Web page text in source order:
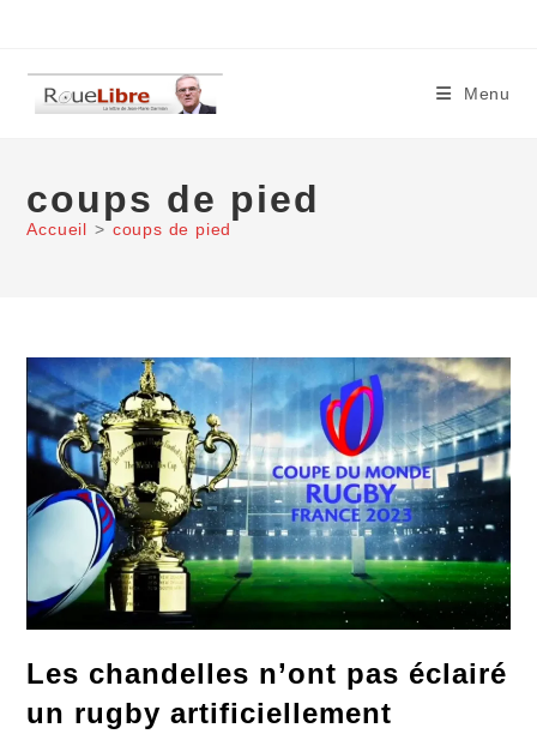
content
Menu
coups de pied
Accueil > coups de pied
Les chandelles n’ont pas éclairé
un rugby artificiellement